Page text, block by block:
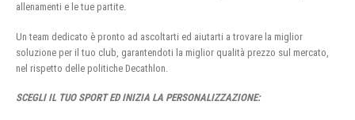
allenamenti e le tue partite.
Un team dedicato è pronto ad ascoltarti ed aiutarti a trovare la miglior
soluzione per il tuo club, garantendoti la miglior qualità prezzo sul mercato,
nel rispetto delle politiche Decathlon.
SCEGLI IL TUO SPORT ED INIZIA LA PERSONALIZZAZIONE: